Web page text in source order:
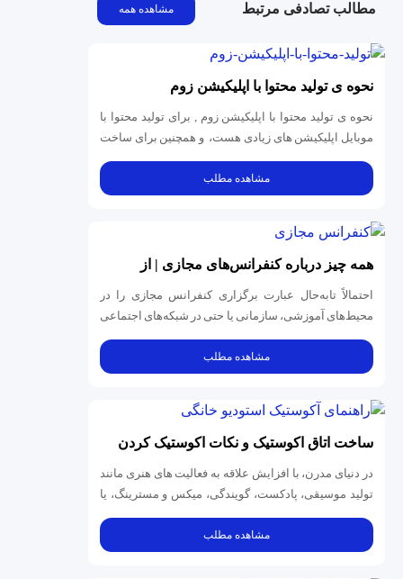
مطالب تصادفی مرتبط مشاهده همه
نحوه ی تولید محتوا با اپلیکیشن زوم
نحوه ی تولید محتوا با اپلیکیشن زوم , برای تولید محتوا با
موبایل اپلیکیشن های زیادی هست، و همچنین برای ساخت
ویدئو نیازی به...
مشاهده مطلب
همه چیز درﺑﺎره ﮐﻨﻔﺮاﻧﺲﻫﺎی ﻣﺠﺎزی | از
اﻧﺘﺨﺎب ﭘﻠﺘﻔﺮم تا اﺟﺮای ﻣﻮﻓﻖ
احتمالاً تا‌به‌حال عبارت برگزاری کنفرانس مجازی را در
محیط‌های آموزشی، سازمانی یا حتی در شبکه‌های اجتماعی
شنیده‌اید. اما کنفرانس...
مشاهده مطلب
ساخت اتاق اکوستیک و نکات اکوستیک کردن
در دنیای مدرن، با افزایش علاقه به فعالیت‌ های هنری مانند
تولید موسیقی، پادکست، گویندگی، میکس و مسترینگ، یا
حتی ایجاد فضایی...
مشاهده مطلب